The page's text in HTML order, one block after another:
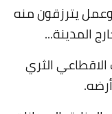
يترزقون منه
المدينة...
الثري
.